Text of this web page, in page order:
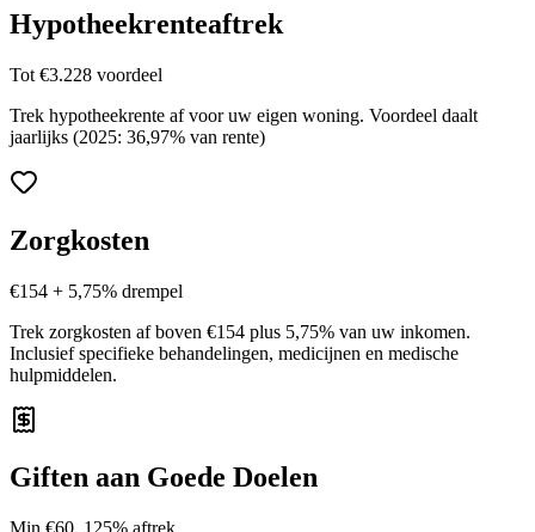
Hypotheekrenteaftrek
Tot €3.228 voordeel
Trek hypotheekrente af voor uw eigen woning. Voordeel daalt
jaarlijks (2025: 36,97% van rente)
Zorgkosten
€154 + 5,75% drempel
Trek zorgkosten af boven €154 plus 5,75% van uw inkomen.
Inclusief specifieke behandelingen, medicijnen en medische
hulpmiddelen.
Giften aan Goede Doelen